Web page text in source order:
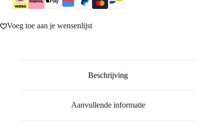
Voeg toe aan je wensenlijst
Beschrijving
Aanvullende informatie